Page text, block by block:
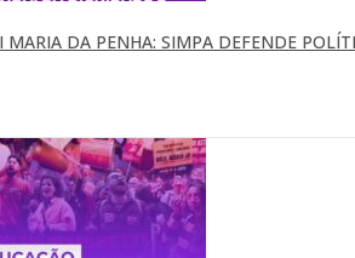
MARIA DA PENHA: SIMPA DEFENDE